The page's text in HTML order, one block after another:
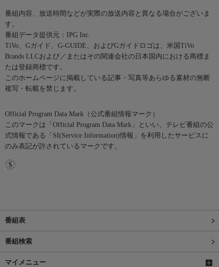
番組内容、放送時間などが実際の放送内容と異なる場合がございま
す。
番組データ提供元：IPG Inc.
TiVo、Gガイド、G-GUIDE、およびGガイドロゴは、米国TiVo
Brands LLCおよび／またはその関連会社の日本国内における商標ま
たは登録商標です。
このホームページに掲載している記事・写真等あらゆる素材の無断
複写・転載を禁じます。
Official Program Data Mark（公式番組情報マーク）
このマークは「Official Program Data Mark」といい、テレビ番組の公
式情報である「SI(Service Information)情報」を利用したサービスに
のみ表記が許されているマークです。
番組表
番組検索
マイメニュー